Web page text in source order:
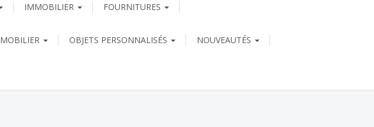
IMMOBILIER FOURNITURES
MOBILIER OBJETS PERSONNALISÉS NOUVEAUTÉS